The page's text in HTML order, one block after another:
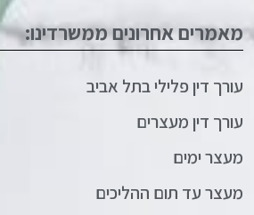
מאמרים אחרונים ממשרדינו:
עורך דין פלילי בתל אביב
עורך דין מעצרים
מעצר ימים
מעצר עד תום ההליכים